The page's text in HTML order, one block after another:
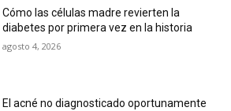
Cómo las células madre revierten la
diabetes por primera vez en la historia
agosto 4, 2026
El acné no diagnosticado oportunamente